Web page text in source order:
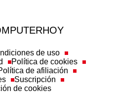
de uso
Política de cookies
de afiliación
Suscripción
de cookies